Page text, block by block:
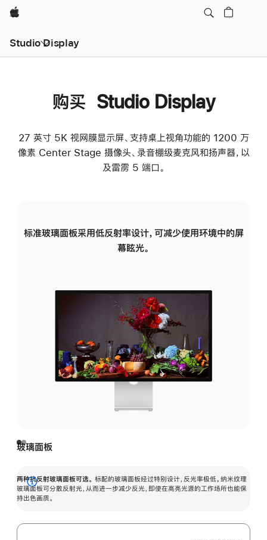
Apple
Studio Display
购买 Studio Display
27 英寸 5K 视网膜显示屏、支持桌上视角功能的 1200 万
像素 Center Stage 摄像头、录音棚级麦克风和扬声器，以
及雷雳 5 端口。
标准玻璃面板采用低反射率设计，可减少使用环境中的屏
幕眩光。
玻璃面板
两种抗反射玻璃面板可选。 标配的玻璃面板经过特别设计，反光率极低。纳米纹理
玻璃面板可分散反射光，从而进一步减少反光，即使在高亮光源的工作场所也能保
持出色画质。
展
开